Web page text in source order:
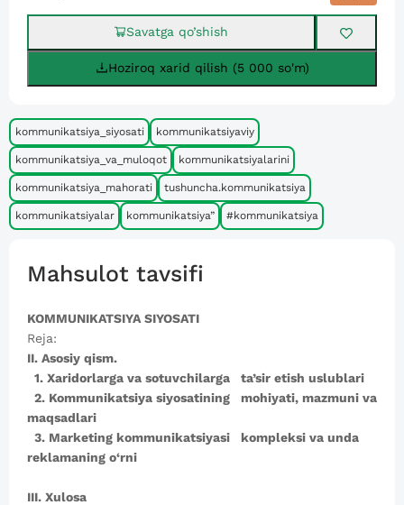
Savatga qo’shish
Hoziroq xarid qilish (5 000 so'm)
kommunikatsiya_siyosati kommunikatsiyaviy
kommunikatsiya_va_muloqot kommunikatsiyalarini
kommunikatsiya_mahorati tushuncha.kommunikatsiya
kommunikatsiyalar kommunikatsiya” #kommunikatsiya
Mahsulot tavsifi
KOMMUNIKATSIYA SIYOSATI
Reja:
II. Asosiy qism.
1. Xaridorlarga va sotuvchilarga ta’sir etish uslublari
2. Kommunikatsiya siyosatining mohiyati, mazmuni va
maqsadlari
3. Marketing kommunikatsiyasi kompleksi va unda
reklamaning o‘rni
III. Xulosa